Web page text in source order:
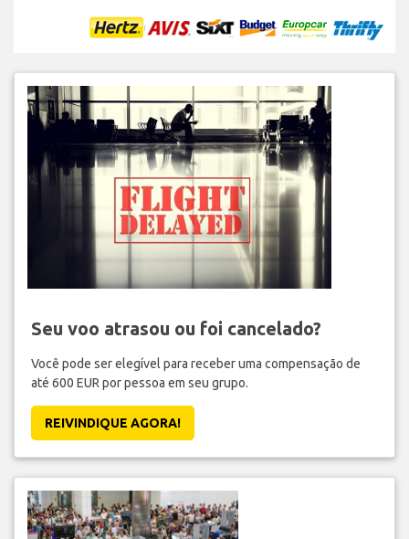
Seu voo atrasou ou foi cancelado?
Você pode ser elegível para receber uma compensação de
até 600 EUR por pessoa em seu grupo.
REIVINDIQUE AGORA!